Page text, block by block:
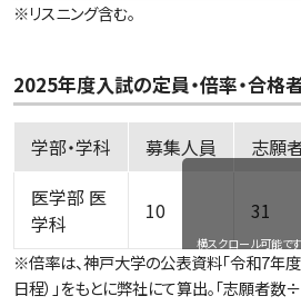
※リスニング含む。
2025年度入試の定員・倍率・合格
学部・学科 募集人員 志願
医学部 医
学科
10 31
横スクロール可能です
※倍率は、神戸大学の公表資料「令和7年
日程）」をもとに弊社にて算出。「志願者数